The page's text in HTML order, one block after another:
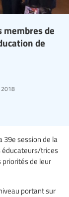
membres de
de
39e session de la
éducateurs/trices
priorités de leur
portant sur